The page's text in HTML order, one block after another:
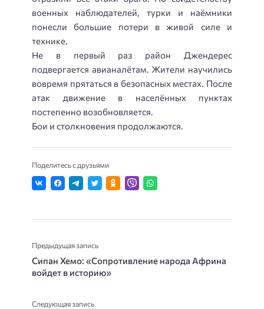
военных наблюдателей, турки и наёмники
понесли большие потери в живой силе и
технике.
Не в первый раз район Джендерес
подвергается авианалётам. Жители научились
вовремя прятаться в безопасных местах. После
атак движение в населённых пунктах
постепенно возобновляется.
Бои и столкновения продолжаются.
Поделитесь с друзьями
Предыдущая запись
Сипан Хемо: «Сопротивление народа Африна
войдет в историю»
Следующая запись